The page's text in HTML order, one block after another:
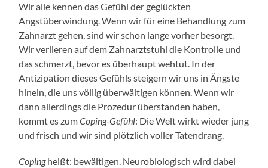
Wir alle kennen das Gefühl der geglückten
Angstüberwindung. Wenn wir für eine Behandlung zum
Zahnarzt gehen, sind wir schon lange vorher besorgt.
Wir verlieren auf dem Zahnarztstuhl die Kontrolle und
das schmerzt, bevor es überhaupt wehtut. In der
Antizipation dieses Gefühls steigern wir uns in Ängste
hinein, die uns völlig überwältigen können. Wenn wir
dann allerdings die Prozedur überstanden haben,
kommt es zumCoping-Gefühl: Die Welt wirkt wieder jung
und frisch und wir sind plötzlich voller Tatendrang.
Copingheißt: bewältigen. Neurobiologisch wird dabei